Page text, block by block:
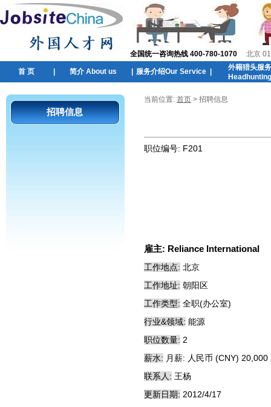
全国统一咨询热线 400-780-1070 北京
首 页 简介 About us 服务介绍Our Service
外籍猎头服
招聘信息
当前位置: 首页 > 招聘信息
职位编号: F201
雇主: Reliance International
工作地点: 北京
工作地址: 朝阳区
工作类型: 全职(办公室)
行业&领域: 能源
职位数量: 2
薪水: 月薪: 人民币 (CNY)
联系人: 王杨
更新日期: 2012/4/17